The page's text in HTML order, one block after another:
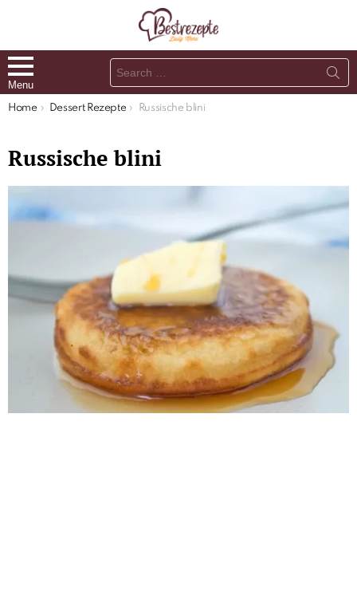
Menu
Search
for:
You are here:
Home Dessert Rezepte Russische blini
Russische blini